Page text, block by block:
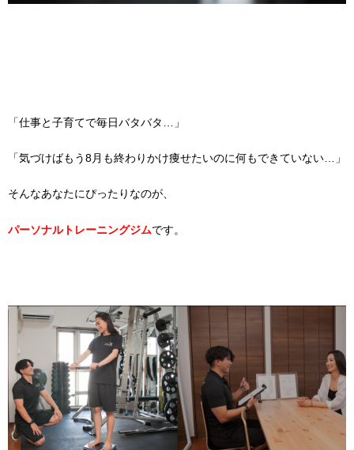
「仕事と子育てで毎日バタバタ…」
「気づけばもう8月も終わりかけ痩せたいのに何もできていない…」
そんなあなたにぴったりなのが、
パーソナルトレーニングジムです。